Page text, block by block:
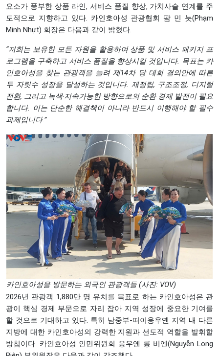
요소가 풍부한 상품 라인, 서비스 품질 향상, 가치사슬 연계를 주
도적으로 지향하고 있다. 카인호아성 관광협회 팜 민 늣(Phạm
Minh Nhựt) 회장은 다음과 같이 밝혔다.
“저희는 보유한 모든 자원을 활용하여 상품 및 서비스 패키지 프
로그램을 구축하고 서비스 품질을 향상시킬 것입니다. 목표는 카
인호아성을 찾는 관광객을 늘려 제14차 당 대회 결의안에 따른
두 자릿수 성장을 달성하는 것입니다. 재정립, 구조조정, 디지털
전환, 그리고 녹색‧지속가능한 방향으로의 순환 경제 발전이 필요
합니다. 이는 단순한 해결책이 아니라 반드시 이행해야 할 필수
과제입니다.”
카인호아성을 방문하는 외국인 관광객들 (사진: VOV)
2026년 관광객 1,880만 명 유치를 목표로 하는 카인호아성은 관
광이 핵심 경제 부문으로 자리 잡아 지역 성장에 중요한 기여를
할 것으로 기대하고 있다. 특히 남중부-떠이응우옌 지역 내 다른
지방에 대한 카인호아성의 강력한 지원과 선도적 역할을 발휘할
방침이다. 카인호아성 인민위원회 응우옌 롱 비엔(Nguyễn Long